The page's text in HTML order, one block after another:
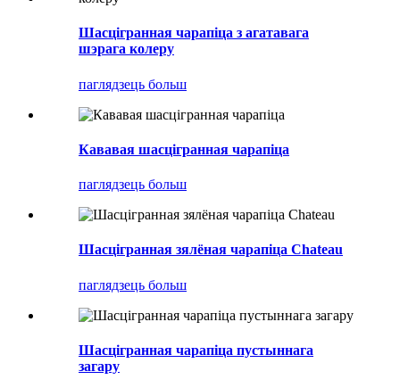
Шасцігранная чарапіца з агатавага
шэрага колеру
паглядзець больш
Кававая шасцігранная чарапіца
паглядзець больш
Шасцігранная зялёная чарапіца Chateau
паглядзець больш
Шасцігранная чарапіца пустыннага
загару